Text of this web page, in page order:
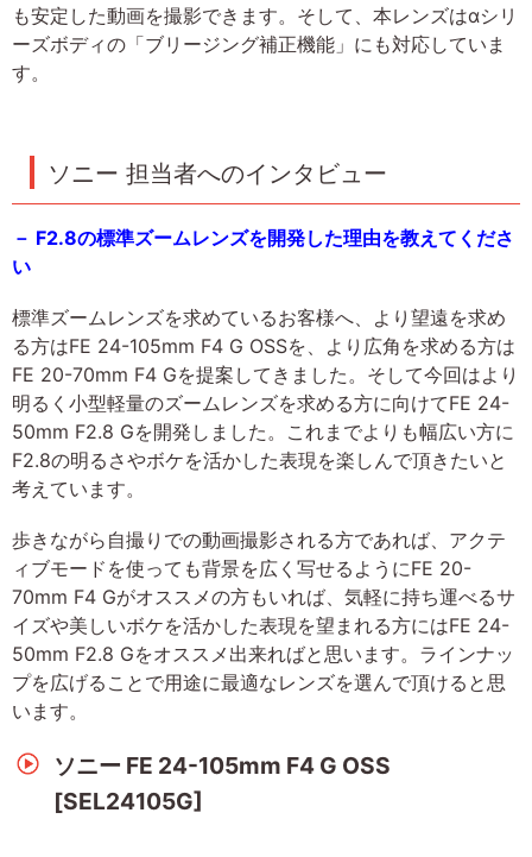
も安定した動画を撮影できます。そして、本レンズはαシリ
ーズボディの「ブリージング補正機能」にも対応していま
す。
ソニー 担当者へのインタビュー
－ F2.8の標準ズームレンズを開発した理由を教えてくださ
い
標準ズームレンズを求めているお客様へ、より望遠を求め
る方はFE 24-105mm F4 G OSSを、より広角を求める方は
FE 20-70mm F4 Gを提案してきました。そして今回はより
明るく小型軽量のズームレンズを求める方に向けてFE 24-
50mm F2.8 Gを開発しました。これまでよりも幅広い方に
F2.8の明るさやボケを活かした表現を楽しんで頂きたいと
考えています。
歩きながら自撮りでの動画撮影される方であれば、アクテ
ィブモードを使っても背景を広く写せるようにFE 20-
70mm F4 Gがオススメの方もいれば、気軽に持ち運べるサ
イズや美しいボケを活かした表現を望まれる方にはFE 24-
50mm F2.8 Gをオススメ出来ればと思います。ラインナッ
プを広げることで用途に最適なレンズを選んで頂けると思
います。
ソニー FE 24-105mm F4 G OSS
[SEL24105G]